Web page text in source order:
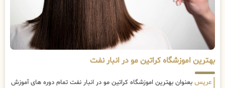
بهترین اموزشگاه کراتین مو در انبار نفت
عریس بعنوان بهترین اموزشگاه کراتین مو در انبار نفت تمام دوره های آموزش